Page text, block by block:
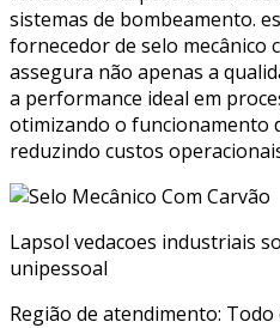
sistemas de bombeamento.
fornecedor de selo mecânico
assegura não apenas a
a performance ideal em
otimizando o funcionamento
reduzindo custos
Lapsol vedacoes industriais
unipessoal
Região de atendimento: Todo